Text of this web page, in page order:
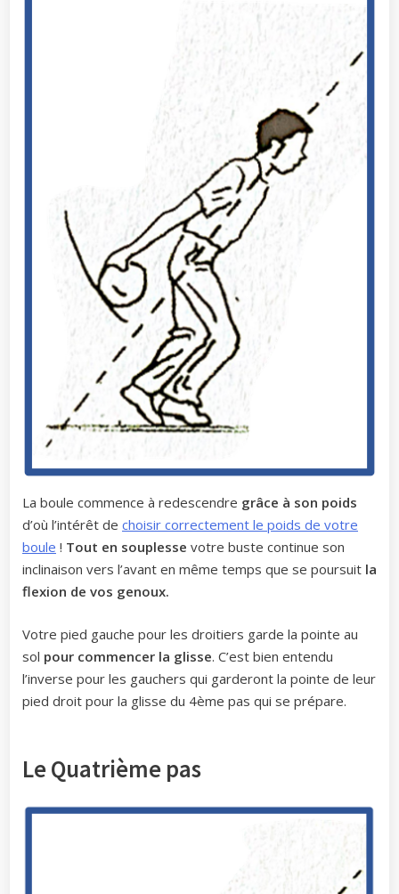
La boule commence à redescendre grâce à son poids
d’où l’intérêt de choisir correctement le poids de votre
boule ! Tout en souplesse votre buste continue son
inclinaison vers l’avant en même temps que se poursuit la
flexion de vos genoux.
Votre pied gauche pour les droitiers garde la pointe au
sol pour commencer la glisse. C’est bien entendu
l’inverse pour les gauchers qui garderont la pointe de leur
pied droit pour la glisse du 4ème pas qui se prépare.
Le Quatrième pas